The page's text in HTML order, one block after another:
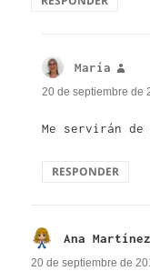
María
20 de septiembre de
Me servirán de
RESPONDER
Ana
20 de septiembre de